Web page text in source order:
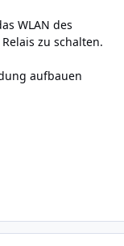
WLAN des
zu schalten.
aufbauen